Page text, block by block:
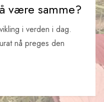
være samme?
i verden i dag.
nå preges den